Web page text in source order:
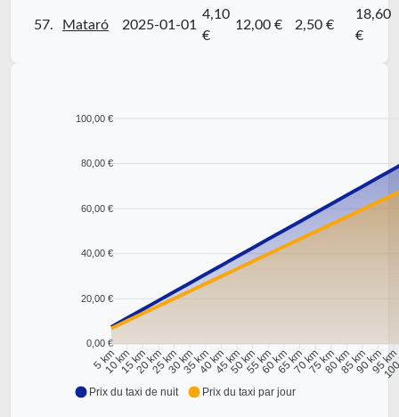
57. Mataró 2025-01-01
4,10
€
12,00 € 2,50 €
18,60
€
100,00 €
80,00 €
60,00 €
40,00 €
20,00 €
0,00 €
5 km
10 km15 km20 km25 km30 km35 km40 km45 km50 km55 km60 km65 km70 km75 km80 km85 km90 km95 km
Prix du taxi de nuit Prix du taxi par jour